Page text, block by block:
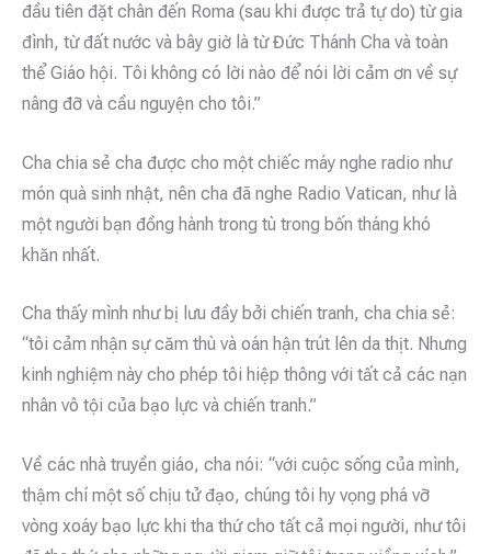
đầu tiên đặt chân đến Roma (sau khi được trả tự do) từ gia
đình, từ đất nước và bây giờ là từ Đức Thánh Cha và toàn
thể Giáo hội. Tôi không có lời nào để nói lời cảm ơn về sự
nâng đỡ và cầu nguyện cho tôi.”
Cha chia sẻ cha được cho một chiếc máy nghe radio như
món quà sinh nhật, nên cha đã nghe Radio Vatican, như là
một người bạn đồng hành trong tù trong bốn tháng khó
khăn nhất.
Cha thấy mình như bị lưu đầy bởi chiến tranh, cha chia sẻ:
“tôi cảm nhận sự căm thù và oán hận trút lên da thịt. Nhưng
kinh nghiệm này cho phép tôi hiệp thông với tất cả các nạn
nhân vô tội của bạo lực và chiến tranh.”
Về các nhà truyền giáo, cha nói: “với cuộc sống của mình,
thậm chí một số chịu tử đạo, chúng tôi hy vọng phá vỡ
vòng xoáy bạo lực khi tha thứ cho tất cả mọi người, như tôi